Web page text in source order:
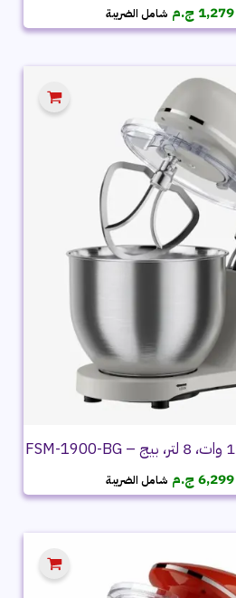
السعر
الأصلي
1,279 ج.م السعر
الحالي
شامل الضريبة
السعر
الأصلي
7,399 ج.م.
6,299 ج.م السعر
الحالي
6,299 ج.م.
شامل الضريبة